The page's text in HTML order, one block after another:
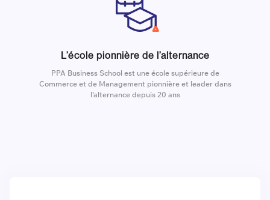
L’école pionnière de l’alternance
PPA Business School est une école supérieure de
Commerce et de Management pionnière et leader dans
l’alternance depuis 20 ans